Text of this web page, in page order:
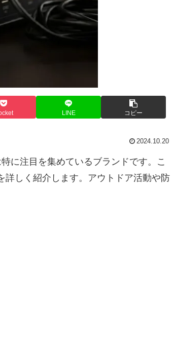
LINE コピー
2024.10.20
に注目を集めているブランドです。こ
しく紹介します。アウトドア活動や防